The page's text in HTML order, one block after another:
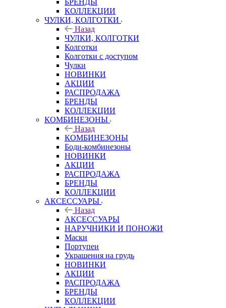
БРЕНДЫ
КОЛЛЕКЦИИ
ЧУЛКИ, КОЛГОТКИ
Назад
ЧУЛКИ, КОЛГОТКИ
Колготки
Колготки с доступом
Чулки
НОВИНКИ
АКЦИИ
РАСПРОДАЖА
БРЕНДЫ
КОЛЛЕКЦИИ
КОМБИНЕЗОНЫ
Назад
КОМБИНЕЗОНЫ
Боди-комбинезоны
НОВИНКИ
АКЦИИ
РАСПРОДАЖА
БРЕНДЫ
КОЛЛЕКЦИИ
АКСЕССУАРЫ
Назад
АКСЕССУАРЫ
НАРУЧНИКИ И ПОНОЖИ
Маски
Портупеи
Украшения на грудь
НОВИНКИ
АКЦИИ
РАСПРОДАЖА
БРЕНДЫ
КОЛЛЕКЦИИ